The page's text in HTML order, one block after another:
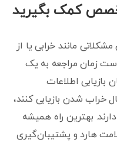
کمک بگیرید
مانند خرابی یا از
زمان مراجعه به یک
اطلاعات
خراب شدن بازیابی کنند،
بهترین راه همیشه
هارد و پشتیبان‌گیری